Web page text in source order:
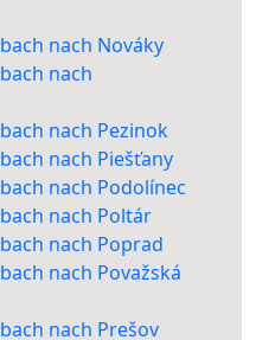
nach Nováky
nach
nach Pezinok
nach Piešťany
nach Podolínec
nach Poltár
nach Poprad
nach Považská
nach Prešov